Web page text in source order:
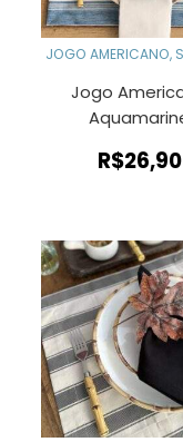
JOGO AMERICANO,
Jogo
R$26,90